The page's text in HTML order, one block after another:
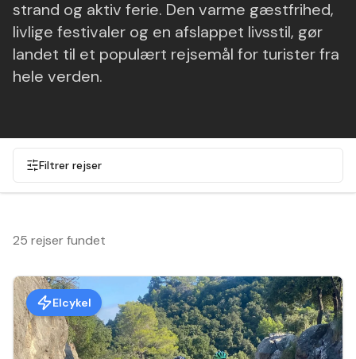
strand og aktiv ferie. Den varme gæstfrihed,
livlige festivaler og en afslappet livsstil, gør
landet til et populært rejsemål for turister fra
hele verden.
Filtrer rejser
25 rejser fundet
Elcykel